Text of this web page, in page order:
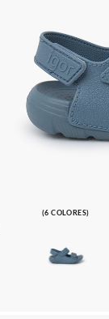
(6 COLORES)